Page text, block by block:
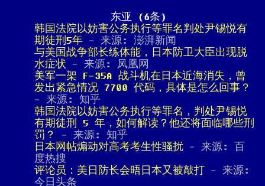
东亚 (6条)
韩国法院以妨害公务执行等罪名判处尹锡悦有
期徒刑5年 - 来源: 澎湃新闻
与美国战争部长练体能，日本防卫大臣出现脱
水症状 - 来源: 凤凰网
美军一架 F-35A 战斗机在日本近海消失，曾
发出紧急情况 7700 代码，具体是怎么回事？
- 来源: 知乎
韩国法院以妨害公务执行等罪名，判处尹锡悦
有期徒刑 5 年，如何解读？他还将面临哪些刑
罚？
- 来源: 知乎
日本网帖煽动对高考考生性骚扰 - 来源: 百
度热搜
评论员：美日防长会晤日本又被敲打 - 来源:
今日头条